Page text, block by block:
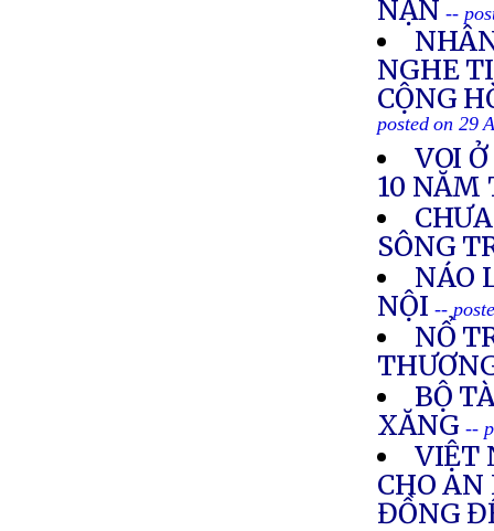
NẠN--
NGHE
CỘNG
posted on 29
VOI
10 NĂM
SÔNG
NÁO
NỘI--
NỔ
BỘ
XĂNG --
VIỆT
CHO AN
ĐỒNG